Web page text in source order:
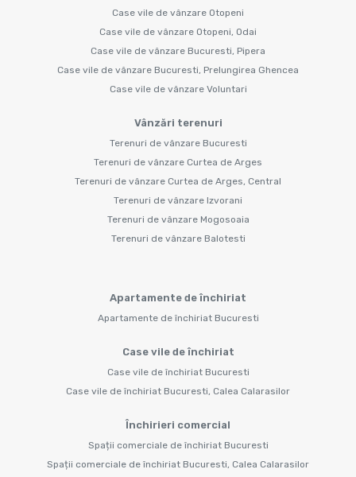
Case vile de vânzare Otopeni
Case vile de vânzare Otopeni, Odai
Case vile de vânzare Bucuresti, Pipera
Case vile de vânzare Bucuresti, Prelungirea Ghencea
Case vile de vânzare Voluntari
Vânzări terenuri
Terenuri de vânzare Bucuresti
Terenuri de vânzare Curtea de Arges
Terenuri de vânzare Curtea de Arges, Central
Terenuri de vânzare Izvorani
Terenuri de vânzare Mogosoaia
Terenuri de vânzare Balotesti
Apartamente de închiriat
Apartamente de închiriat Bucuresti
Case vile de închiriat
Case vile de închiriat Bucuresti
Case vile de închiriat Bucuresti, Calea Calarasilor
Închirieri comercial
Spații comerciale de închiriat Bucuresti
Spații comerciale de închiriat Bucuresti, Calea Calarasilor